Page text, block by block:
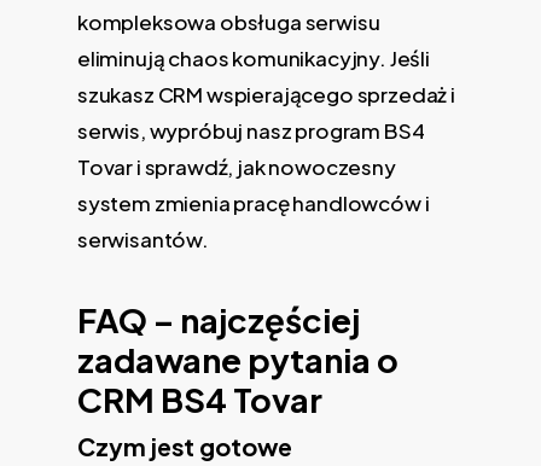
kompleksowa obsługa serwisu
eliminują chaos komunikacyjny. Jeśli
szukasz CRM wspierającego sprzedaż i
serwis, wypróbuj nasz program BS4
Tovar i sprawdź, jak nowoczesny
system zmienia pracę handlowców i
serwisantów.
FAQ – najczęściej
zadawane pytania o
CRM BS4 Tovar
Czym jest gotowe